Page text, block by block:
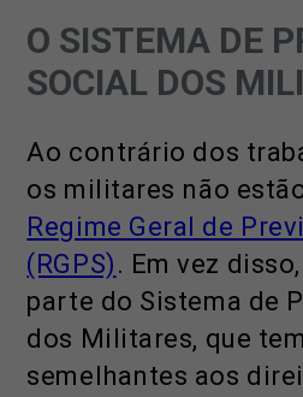
O SISTEMA DE
SOCIAL DOS
Ao contrário dos
os militares não
Regime Geral de
(RGPS) . Em vez
parte do Sistema de
dos Militares, que
semelhantes aos